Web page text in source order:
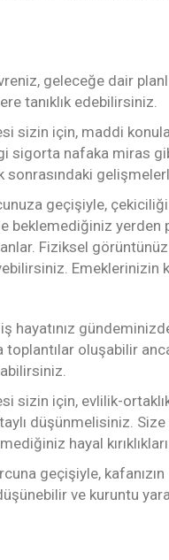
geleceğe dair
tanıklık edebilirsiniz.
sizin için, maddi
sigorta nafaka miras
sonrasındaki
geçişiyle,
beklemediğiniz
Fiziksel
Emeklerinizin
hayatınız
oluşabilir
sizin için, evlilik-
düşünmelisiniz.
hayal
geçişiyle,
ve kuruntu